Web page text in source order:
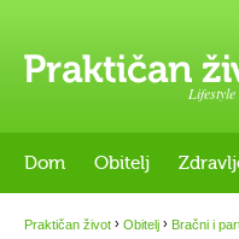
Dom Obitelj
Praktičan život › Obitelj › Bračni i